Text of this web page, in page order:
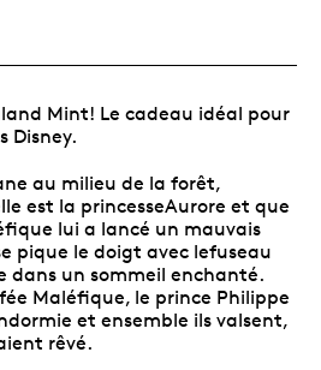
Mint! Le cadeau idéal pour
Disney.
au milieu de la forêt,
est la princesseAurore et que
lui a lancé un mauvais
pique le doigt avec lefuseau
dans un sommeil enchanté.
Maléfique, le prince Philippe
et ensemble ils valsent,
rêvé.